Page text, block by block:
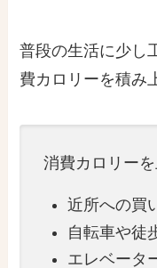
普段の生活に少し
費カロリーを積み
消費カロリー
近所への買
自転車や徒
エレベータ